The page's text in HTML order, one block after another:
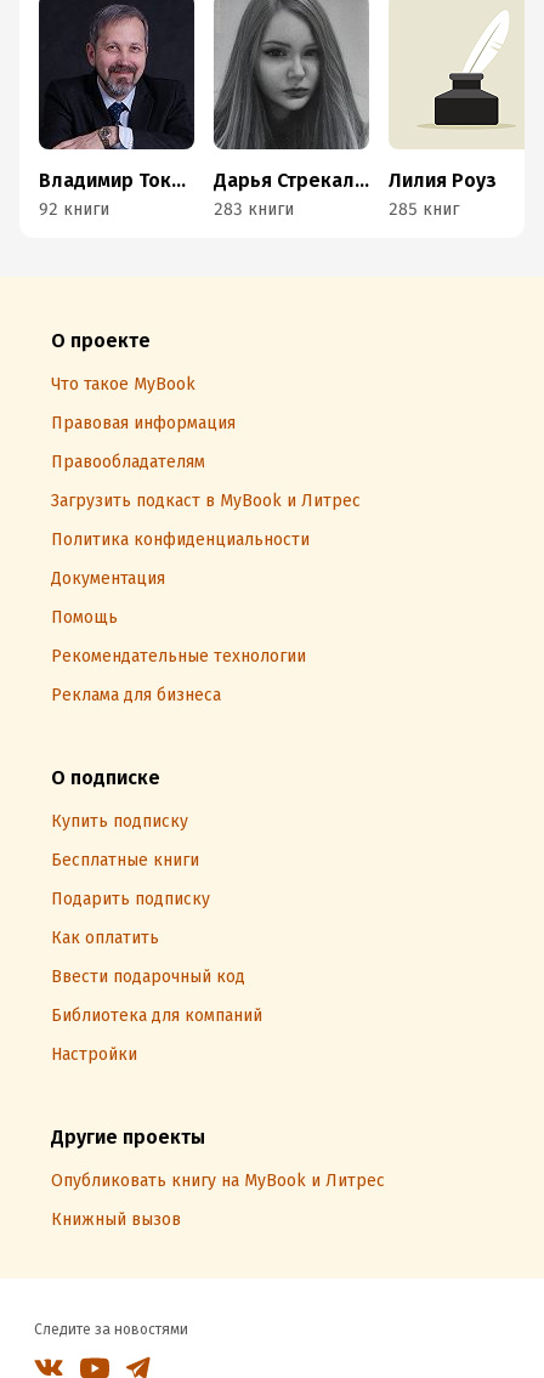
Владимир Токарев
92 книги
Дарья Стрекалина
283 книги
Лилия Роуз
285 книг
О проекте
Что такое MyBook
Правовая информация
Правообладателям
Загрузить подкаст в MyBook и Литрес
Политика конфиденциальности
Документация
Помощь
Рекомендательные технологии
Реклама для бизнеса
О подписке
Купить подписку
Бесплатные книги
Подарить подписку
Как оплатить
Ввести подарочный код
Библиотека для компаний
Настройки
Другие проекты
Опубликовать книгу на MyBook и Литрес
Книжный вызов
Следите за новостями